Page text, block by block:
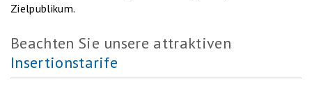
Zielpublikum.
Beachten Sie unsere attraktiven
Insertionstarife